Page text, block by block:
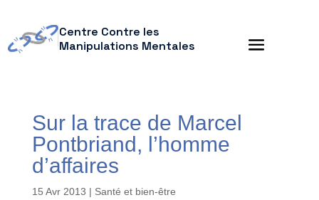
Centre Contre les
Manipulations Mentales
Sur la trace de Marcel
Pontbriand, l’homme
d’affaires
15 Avr 2013 | Santé et bien-être